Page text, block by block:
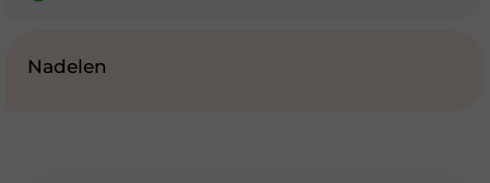
Nadelen